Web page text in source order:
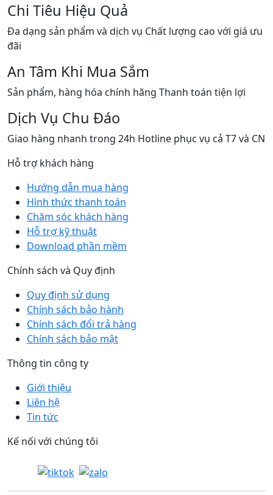
Chi Tiêu Hiệu Quả
Đa dạng sản phẩm và dịch vụ Chất lượng cao với giá ưu
đãi
An Tâm Khi Mua Sắm
Sản phẩm, hàng hóa chính hãng Thanh toán tiện lợi
Dịch Vụ Chu Đáo
Giao hàng nhanh trong 24h Hotline phục vụ cả T7 và CN
Hỗ trợ khách hàng
Hướng dẫn mua hàng
Hình thức thanh toán
Chăm sóc khách hàng
Hỗ trợ kỹ thuật
Download phần mềm
Chính sách và Quy định
Quy định sử dụng
Chính sách bảo hành
Chính sách đổi trả hàng
Chính sách bảo mật
Thông tin công ty
Giới thiệu
Liên hệ
Tin tức
Kế nối với chúng tôi